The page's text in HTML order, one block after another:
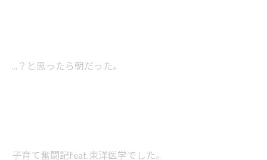
…？と思ったら朝だった。
子育て奮闘記feat.東洋医学でした。